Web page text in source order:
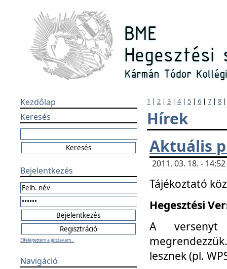
Kezdőlap
Keresés
Bejelentkezés
Elfelejtettem a jelszavam...
Navigáció
1 | 2 | 3 | 4| 5 | 6 | 7 | 8
Hírek
Aktuális
2011. 03. 18. -
Tájékoztató
Hegesztési
A versenyt
lesznek (pl.